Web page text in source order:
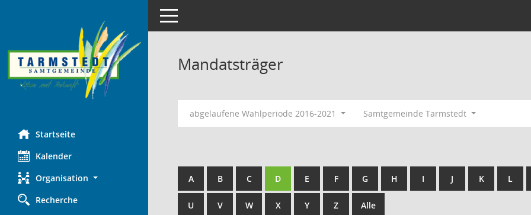
Startseite
Kalender
Organisation
Recherche
Toggle navigation
Mandatsträger
abgelaufene Wahlperiode 2016-2021 Samtgemeinde Tarmstedt
A B C D E F G H I J K L
U V W X Y Z Alle